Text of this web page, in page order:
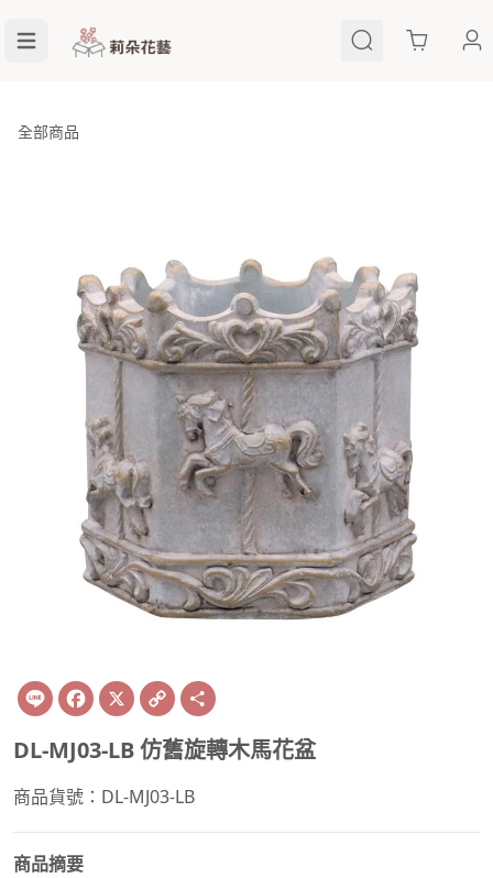
Cart
全部商品
Line Facebook
X Copy
Link
DL-MJ03-LB 仿舊旋轉木馬花盆
商品貨號：DL-MJ03-LB
商品摘要